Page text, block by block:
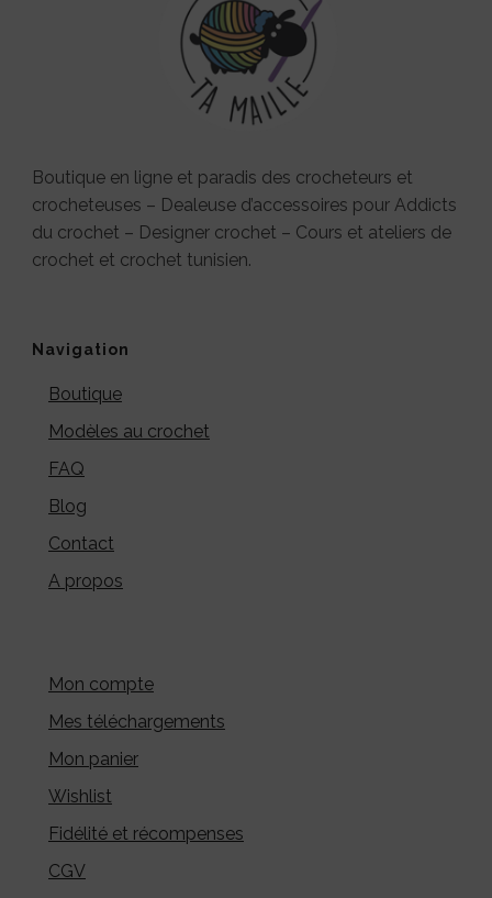
Boutique en ligne et paradis des crocheteurs et
crocheteuses – Dealeuse d’accessoires pour Addicts
du crochet – Designer crochet – Cours et ateliers de
crochet et crochet tunisien.
Navigation
Boutique
Modèles au crochet
FAQ
Blog
Contact
A propos
Mon compte
Mes téléchargements
Mon panier
Wishlist
Fidélité et récompenses
CGV